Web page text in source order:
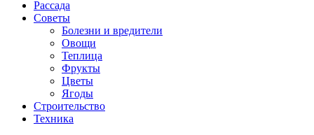
Рассада
Советы
Болезни и вредители
Овощи
Теплица
Фрукты
Цветы
Ягоды
Строительство
Техника